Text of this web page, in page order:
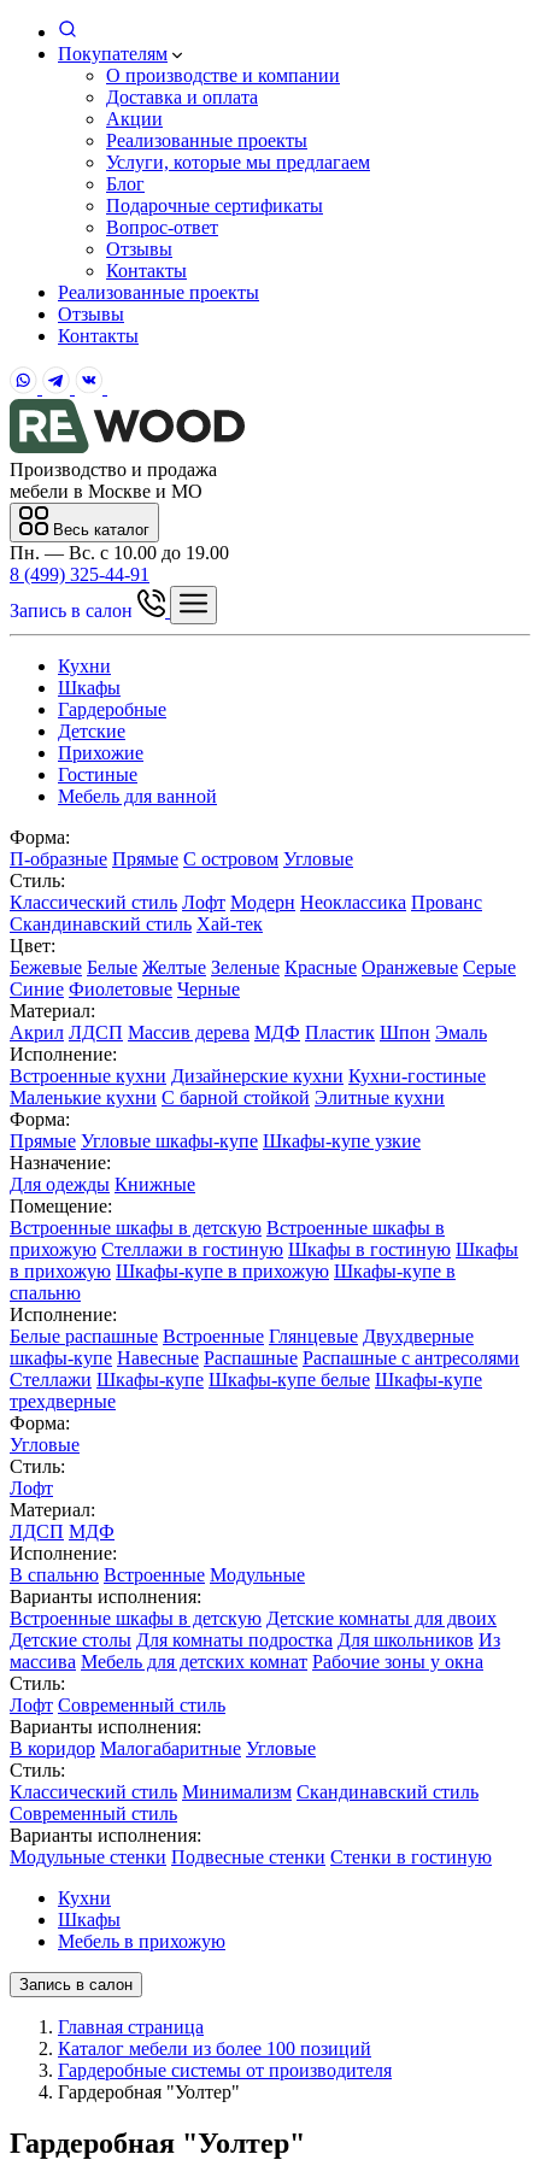
Покупателям
О производстве и компании
Доставка и оплата
Акции
Реализованные проекты
Услуги, которые мы предлагаем
Блог
Подарочные сертификаты
Вопрос-ответ
Отзывы
Контакты
Реализованные проекты
Отзывы
Контакты
Производство и продажа
мебели в Москве и МО
Весь каталог
Пн. — Вс. с 10.00 до 19.00
8 (499) 325-44-91
Запись в салон
Кухни
Шкафы
Гардеробные
Детские
Прихожие
Гостиные
Мебель для ванной
Форма:
П-образные Прямые С островом Угловые
Стиль:
Классический стиль Лофт Модерн Неоклассика Прованс
Скандинавский стиль Хай-тек
Цвет:
Бежевые Белые Желтые Зеленые Красные Оранжевые Серые
Синие Фиолетовые Черные
Материал:
Акрил ЛДСП Массив дерева МДФ Пластик Шпон Эмаль
Исполнение:
Встроенные кухни Дизайнерские кухни Кухни-гостиные
Маленькие кухни С барной стойкой Элитные кухни
Форма:
Прямые Угловые шкафы-купе Шкафы-купе узкие
Назначение:
Для одежды Книжные
Помещение:
Встроенные шкафы в детскую Встроенные шкафы в
прихожую Стеллажи в гостиную Шкафы в гостиную Шкафы
в прихожую Шкафы-купе в прихожую Шкафы-купе в
спальню
Исполнение:
Белые распашные Встроенные Глянцевые Двухдверные
шкафы-купе Навесные Распашные Распашные с антресолями
Стеллажи Шкафы-купе Шкафы-купе белые Шкафы-купе
трехдверные
Форма:
Угловые
Стиль:
Лофт
Материал:
ЛДСП МДФ
Исполнение:
В спальню Встроенные Модульные
Варианты исполнения:
Встроенные шкафы в детскую Детские комнаты для двоих
Детские столы Для комнаты подростка Для школьников Из
массива Мебель для детских комнат Рабочие зоны у окна
Стиль:
Лофт Современный стиль
Варианты исполнения:
В коридор Малогабаритные Угловые
Стиль:
Классический стиль Минимализм Скандинавский стиль
Современный стиль
Варианты исполнения:
Модульные стенки Подвесные стенки Стенки в гостиную
Кухни
Шкафы
Мебель в прихожую
Запись в салон
Главная страница
Каталог мебели из более 100 позиций
Гардеробные системы от производителя
Гардеробная "Уолтер"
Гардеробная "Уолтер"